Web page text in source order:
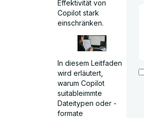
Effektivität von
Copilot stark
einschränken.
In diesem Leitfaden
wird erläutert,
warum Copilot
suitableimmte
Dateitypen oder -
formate